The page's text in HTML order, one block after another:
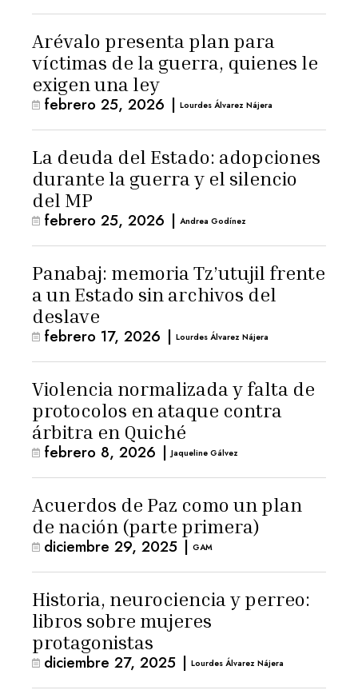
Arévalo presenta plan para
víctimas de la guerra, quienes le
exigen una ley
febrero 25, 2026 | Lourdes Álvarez Nájera
La deuda del Estado: adopciones
durante la guerra y el silencio
del MP
febrero 25, 2026 | Andrea Godínez
Panabaj: memoria Tz’utujil frente
a un Estado sin archivos del
deslave
febrero 17, 2026 | Lourdes Álvarez Nájera
Violencia normalizada y falta de
protocolos en ataque contra
árbitra en Quiché
febrero 8, 2026 | Jaqueline Gálvez
Acuerdos de Paz como un plan
de nación (parte primera)
diciembre 29, 2025 | GAM
Historia, neurociencia y perreo:
libros sobre mujeres
protagonistas
diciembre 27, 2025 | Lourdes Álvarez Nájera